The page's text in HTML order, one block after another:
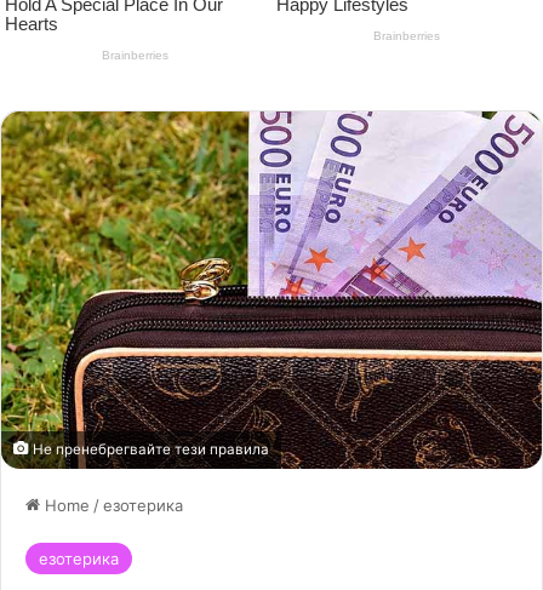
Не пренебрегвайте тези правила
Home /езотерика
езотерика